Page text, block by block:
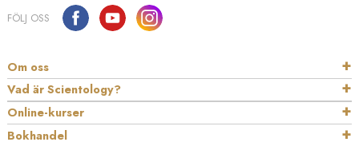
FÖLJ OSS
Om oss
Vad är Scientology?
Online-kurser
Bokhandel